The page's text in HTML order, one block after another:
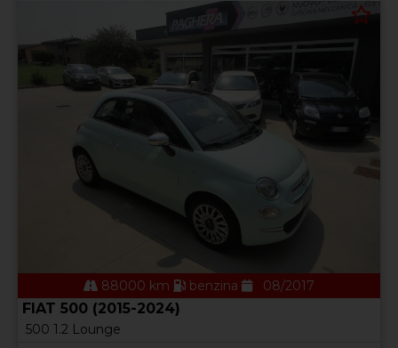
88000 km benzina 08/2017
FIAT 500 (2015-2024)
500 1.2 Lounge